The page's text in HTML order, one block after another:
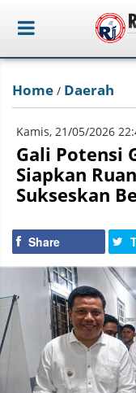
Home / Daerah
Kamis, 21/05/2026
Gali Potensi
Siapkan
Sukseskan
Share